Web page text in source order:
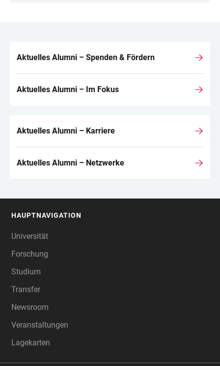
LINKS
Aktuelles Alumni – Spenden & Fördern
Aktuelles Alumni – Im Fokus
Aktuelles Alumni – Karriere
Aktuelles Alumni – Netzwerke
HAUPTNAVIGATION
Universität
Forschung
Studium
Transfer
Newsroom
Veranstaltungen
Lagekarten